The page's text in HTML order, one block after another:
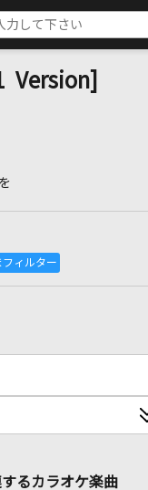
Version]
るカラオケ楽曲